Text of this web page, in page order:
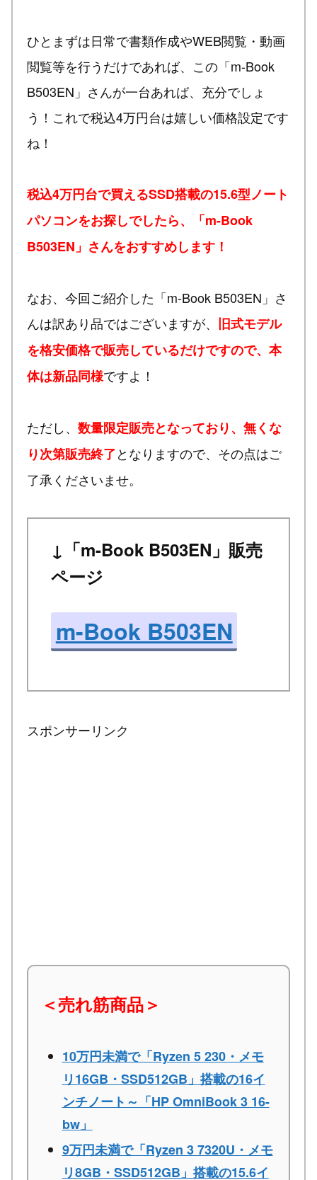
ひとまずは日常で書類作成やWEB閲覧・動画
閲覧等を行うだけであれば、この「m-Book
B503EN」さんが一台あれば、充分でしょ
う！これで税込4万円台は嬉しい価格設定です
ね！
税込4万円台で買えるSSD搭載の15.6型ノート
パソコンをお探しでしたら、「m-Book
B503EN」さんをおすすめします！
なお、今回ご紹介した「m-Book B503EN」さ
んは訳あり品ではございますが、 旧式モデル
を格安価格で販売しているだけですので、本
体は新品同様ですよ！
ただし、 数量限定販売となっており、無くな
り次第販売終了となりますので、その点はご
了承くださいませ。
↓「m-Book B503EN」販売
ページ
m-Book B503EN
スポンサーリンク
＜売れ筋商品＞
10万円未満で「Ryzen 5 230・メモ
リ16GB・SSD512GB」搭載の16イ
ンチノート～「HP OmniBook 3 16-
bw」
9万円未満で「Ryzen 3 7320U・メモ
リ8GB・SSD512GB」搭載の15.6イ